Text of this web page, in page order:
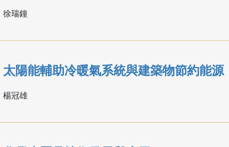
徐瑞鐘
太陽能輔助冷暖氣系統與建築物節約能源
楊冠雄